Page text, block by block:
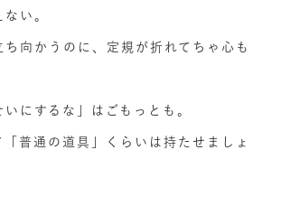
い。
ち向かうのに、定規が折れてちゃ心も
いにするな」はごもっとも。
「普通の道具」くらいは持たせましょ